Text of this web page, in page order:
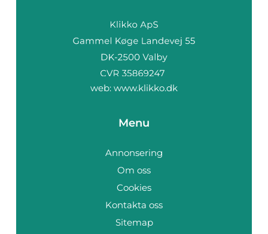
web: www.klikko.dk
Menu
Annonsering
Om oss
Cookies
Kontakta oss
Sitemap